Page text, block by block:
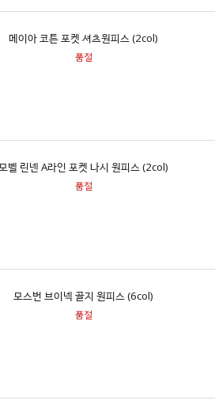
메이아 코튼 포켓 셔츠원피스 (2col)
품절
벨 린넨 A라인 포켓 나시 원피스 (2col)
품절
모스번 브이넥 골지 원피스 (6col)
품절